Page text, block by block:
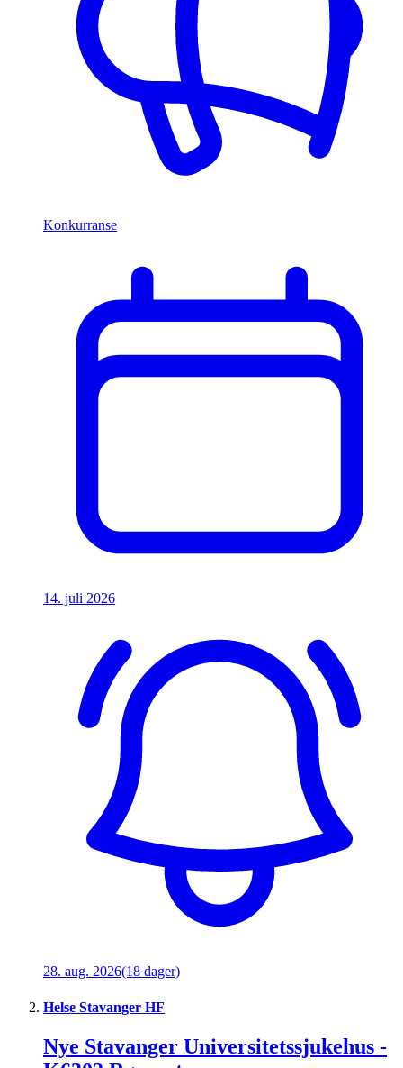
Konkurranse
14. juli 2026
28. aug. 2026(18 dager)
Helse Stavanger HF
Nye Stavanger Universitetssjukehus -